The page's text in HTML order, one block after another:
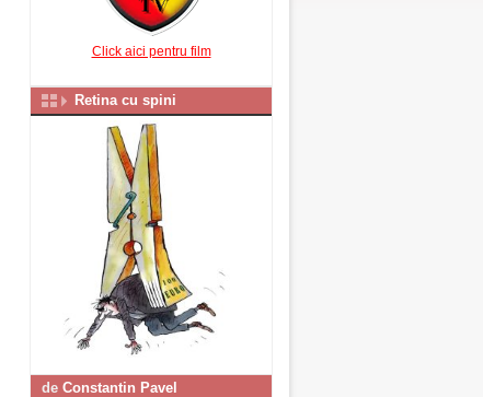
Click aici pentru film
Retina cu spini
de Constantin Pavel